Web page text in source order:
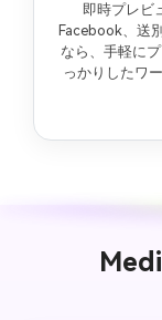
即時プレビ
Facebook、送
なら、手軽に
っかりしたワ